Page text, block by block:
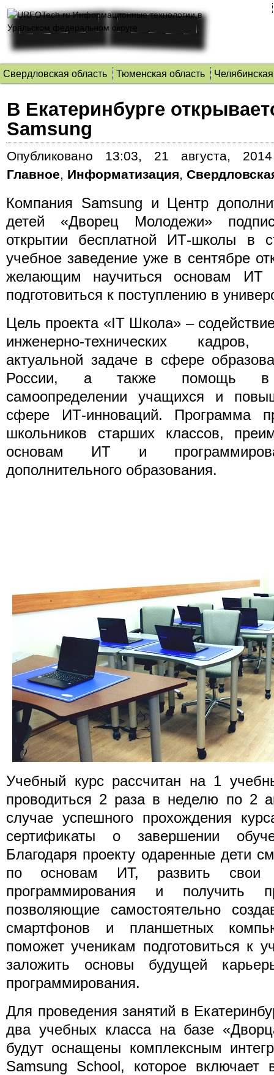
Свердловская область Тюменская область
В Екатеринбурге
Samsung
Опубликовано
13:03, 21 августа,
Главное, Информатизация,
Компания Samsung и Центр
детей «Дворец Молодежи»
открытии бесплатной ИТ-школы в
учебное заведение уже в сентябре
желающим научиться основам ИТ
подготовиться к поступлению в
Цель проекта «IT Школа» –
инженерно-технических
актуальной задаче в сфере
России, а также помощь в
самоопределении учащихся и
сфере ИТ-инноваций. Программа
школьников старших классов,
основам ИТ и
дополнительного образования.
Учебный курс рассчитан на 1
проводиться 2 раза в неделю по 2
случае успешного прохождения
сертификаты о завершении
Благодаря проекту одаренные дети
по основам ИТ, развить свои
программирования и получить
позволяющие самостоятельно
смартфонов и планшетных
поможет ученикам подготовиться к
заложить основы будущей
программирования.
Для проведения занятий в
два учебных класса на базе
будут оснащены комплексным
Samsung School, которое включает